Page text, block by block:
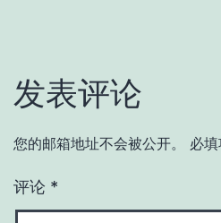
发表评论
您的邮箱地址不会被公开。 必
评论 *